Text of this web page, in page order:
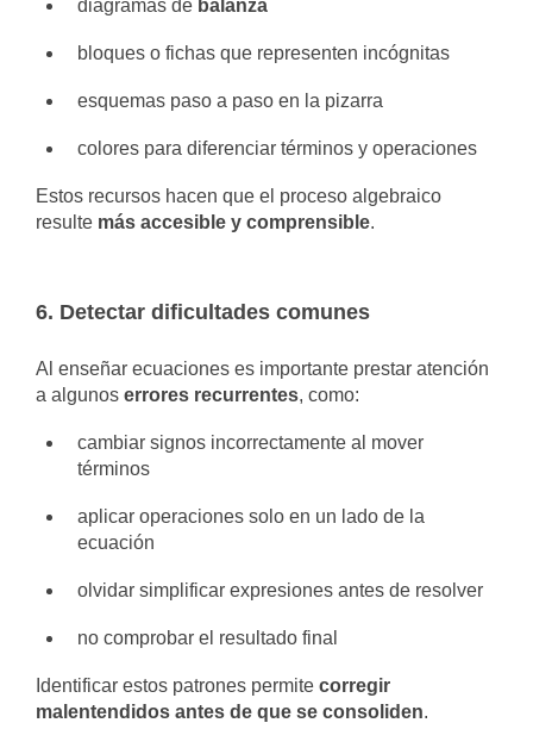
diagramas de balanza
bloques o fichas que representen incógnitas
esquemas paso a paso en la pizarra
colores para diferenciar términos y operaciones
Estos recursos hacen que el proceso algebraico
resulte más accesible y comprensible.
6. Detectar dificultades comunes
Al enseñar ecuaciones es importante prestar atención
a algunos errores recurrentes, como:
cambiar signos incorrectamente al mover
términos
aplicar operaciones solo en un lado de la
ecuación
olvidar simplificar expresiones antes de resolver
no comprobar el resultado final
Identificar estos patrones permite corregir
malentendidos antes de que se consoliden.